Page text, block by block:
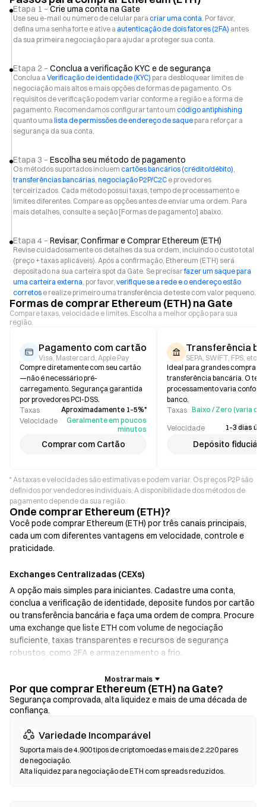
Etapa 1 – Crie uma conta na Gate
Use seu e-mail ou número de celular para criar uma conta. Por favor,
defina uma senha forte e ative a autenticação de dois fatores (2FA) antes
da sua primeira negociação para ajudar a proteger sua conta.
Etapa 2 – Conclua a verificação KYC e de segurança
Conclua a Verificação de identidade (KYC) para desbloquear limites de
negociação mais altos e mais opções de formas de pagamento. Os
requisitos de verificação podem variar conforme a região e a forma de
pagamento. Recomendamos configurar tanto um código antiphishing
quanto uma lista de permissões de endereço de saque para reforçar a
segurança da sua conta.
Etapa 3 – Escolha seu método de pagamento
Os métodos suportados incluem cartões bancários (crédito/débito),
transferências bancárias, negociação P2P/C2C e provedores
terceirizados. Cada método possui taxas, tempo de processamento e
limites diferentes. Compare as opções antes de enviar uma ordem. Para
mais detalhes, consulte a seção [Formas de pagamento] abaixo.
Etapa 4 – Revisar, Confirmar e Comprar Ethereum (ETH)
Revise cuidadosamente os detalhes da sua ordem, incluindo o custo total
(preço + taxas aplicáveis). Após a confirmação, Ethereum (ETH) será
depositado na sua carteira spot da Gate. Se precisarfazer um saque para
uma carteira externa, por favor, verifique se a rede e o endereço estão
corretos e realize primeiro uma transferência de teste com valor pequeno.
Formas de comprar Ethereum (ETH) na Gate
Compare taxas, velocidade e limites. Escolha a melhor opção para sua
região.
Pagamento com cartão
Visa, Mastercard, Apple Pay
Compre diretamente com seu cartão
—não é necessário pré-
carregamento. Segurança garantida
por provedores PCI-DSS.
Taxas
Aproximadamente 1–5%*
Velocidade
Geralmente em poucos
minutos
Comprar com Cartão
Transferência
SEPA, SWIFT, FPS, etc.
Ideal para grandes compras
transferência bancária. O
processamento varia
banco.
Taxas Baixo / Zero (varia
Velocidade 1–3 dias
Depósito
* As taxas e velocidades são estimativas e podem variar. Os preços P2P são
definidos por vendedores individuais. A disponibilidade dos métodos de
pagamento depende da sua região.
Onde comprar Ethereum (ETH)?
Você pode comprar Ethereum (ETH) por três canais principais,
cada um com diferentes vantagens em velocidade, controle e
praticidade.
Exchanges Centralizadas (CEXs)
A opção mais simples para iniciantes. Cadastre uma conta,
conclua a verificação de identidade, deposite fundos por cartão
ou transferência bancária e faça uma ordem de compra. Procure
uma exchange que liste ETH com volume de negociação
suficiente, taxas transparentes e recursos de segurança
robustos, como 2FA e armazenamento a frio.
Carteiras de Cripto
Para usuários que priorizam a autocustódia. As carteiras não
custodiais permitem que você mantenha suas próprias chaves
carteira. Algumas carteiras também oferecem integração com
rampas fiat, possibilitando a compra de ETH com cartão de
crédito sem precisar passar por uma exchange. Sempre faça
backup da sua frase-semente e verifique os endereços dos
Por que comprar Ethereum (ETH) na Gate?
Segurança comprovada, alta liquidez e mais de uma década de
confiança.
Variedade Incomparável
Suporta mais de 4.900 tipos de criptomoedas e mais de 2.220 pares
de negociação.
Alta liquidez para negociação de ETH com spreads reduzidos.